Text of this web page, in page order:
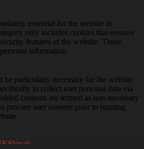
essential for the website to
only includes cookies that ensures
features of the website. These
information.
be particularly necessary for the website
to collect user personal data via
contents are termed as non-necessary
procure user consent prior to running
Slovak